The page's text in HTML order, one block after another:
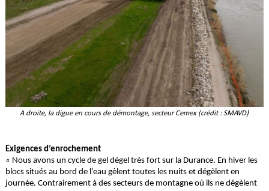
A droite, la digue en cours de démontage, secteur Cemex (crédit : SMAVD)
Exigences d’enrochement
« Nous avons un cycle de gel dégel très fort sur la Durance. En hiver les
blocs situés au bord de l’eau gèlent toutes les nuits et dégèlent en
journée. Contrairement à des secteurs de montagne où ils ne dégèlent